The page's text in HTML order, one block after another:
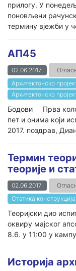
прилогу. У
поновљени
термину вјежби у
АП45
02.06.2017.
Архитектонско
Архитектонско
Бодови Прва
пет и онима који
2017. поздрав,
Термин
теорије и
02.06.2017.
Статика
Теоријски дио
оквиру мајског
8.6. у 11:00 у
Историја